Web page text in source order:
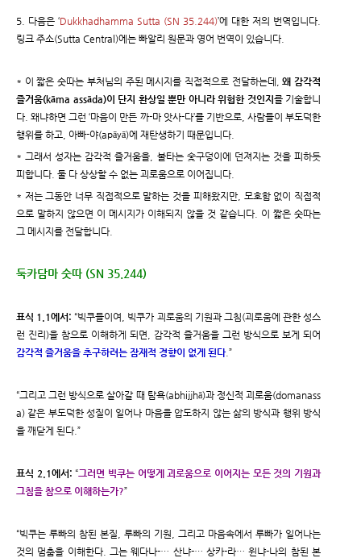
5. 다음은 ‘Dukkhadhamma Sutta (SN 35.244)’에 대한 저의 번역입니다.
링크 주소(Sutta Central)에는 빠알리 원문과 영어 번역이 있습니다.
* 이 짧은 숫따는 부처님의 주된 메시지를 직접적으로 전달하는데,왜 감각적
즐거움(kāma assāda)이 단지 환상일 뿐만 아니라 위험한 것인지 를 기술합니
다. 왜냐하면 그런 ‘마음이 만든 까-마 앗사-다’를 기반으로, 사람들이 부도덕한
행위를 하고, 아빠-야(apāyā)에 재탄생하기 때문입니다.
* 그래서 성자는 감각적 즐거움을, 불타는 숯구덩이에 던져지는 것을 피하듯
피합니다. 둘 다 상상할 수 없는 괴로움으로 이어집니다.
* 저는 그동안 너무 직접적으로 말하는 것을 피해왔지만, 모호함 없이 직접적
으로 말하지 않으면 이 메시지가 이해되지 않을 것 같습니다. 이 짧은 숫따는
그 메시지를 전달합니다.
둑카담마 숫따 (SN 35.244)
표식 1.1에서: “빅쿠들이여, 빅쿠가 괴로움의 기원과 그침(괴로움에 관한 성스
런 진리)을 참으로 이해하게 되면, 감각적 즐거움을 그런 방식으로 보게 되어
감각적 즐거움을 추구하려는 잠재적 경향이 없게 된다.”
“그리고 그런 방식으로 살아갈 때 탐욕(abhijjhā)과 정신적 괴로움(domanass
a) 같은 부도덕한 성질이 일어나 마음을 압도하지 않는 삶의 방식과 행위 방식
을 깨닫게 된다.”
표식 2.1에서: “그러면 빅쿠는 어떻게 괴로움으로 이어지는 모든 것의 기원과
그침을 참으로 이해하는가?”
“빅쿠는 루빠의 참된 본질, 루빠의 기원, 그리고 마음속에서 루빠가 일어나는
것의 멈춤을 이해한다. 그는 웨다나-… 산냐-… 상카-라… 윈냐-나의 참된 본